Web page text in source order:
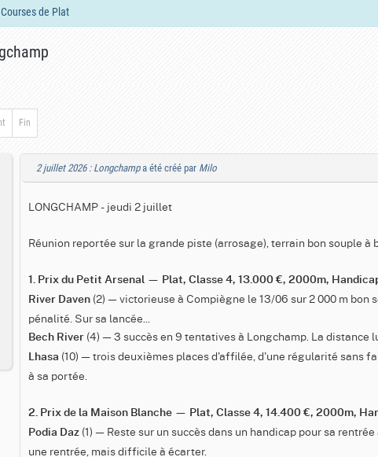
de Plat
Fin
2 juillet 2026 : Longchampa été créé par Milo
LONGCHAMP - jeudi 2 juillet
Réunion reportée sur la grande piste (arrosage), terrain bon souple à
1. Prix du Petit Arsenal — Plat, Classe 4, 13.000 €, 2000m,
River Daven (2) — victorieuse à Compiègne le 13/06 sur 2 000 m
pénalité. Sur sa lancée...
Bech River (4) — 3 succès en 9 tentatives à Longchamp. La distance
Lhasa (10) — trois deuxièmes places d'affilée, d'une régularité sans
à sa portée.
2. Prix de la Maison Blanche — Plat, Classe 4, 14.400 €, 2000m,
Podia Daz (1) — Reste sur un succès dans un handicap pour sa
une rentrée, mais difficile à écarter.